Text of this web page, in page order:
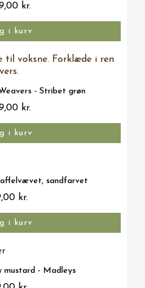
kr.
i kurv
her - Stribet grøn
kr.
i kurv
her sandfarvet
kr.
i kurv
her
mustard - Madleys